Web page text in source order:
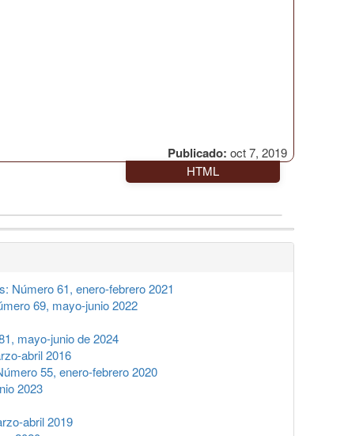
Publicado: oct 7, 2019
HTML
Número 61, enero-febrero 2021
69, mayo-junio 2022
mayo-junio de 2024
abril 2016
55, enero-febrero 2020
2023
abril 2019